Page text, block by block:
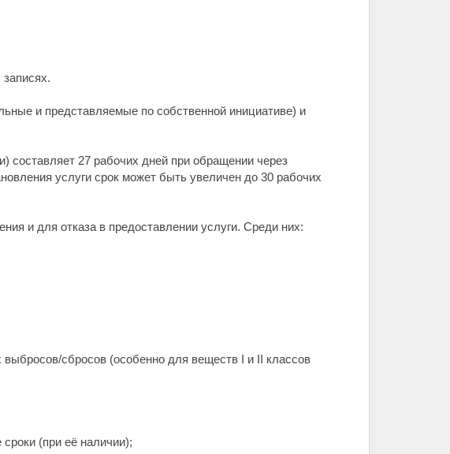
и представляемые по собственной инициативе) и
составляет 27 рабочих дней при обращении через
услуги срок может быть увеличен до 30 рабочих
и для отказа в предоставлении услуги. Среди них:
сбросов (особенно для веществ I и II классов
(при её наличии);